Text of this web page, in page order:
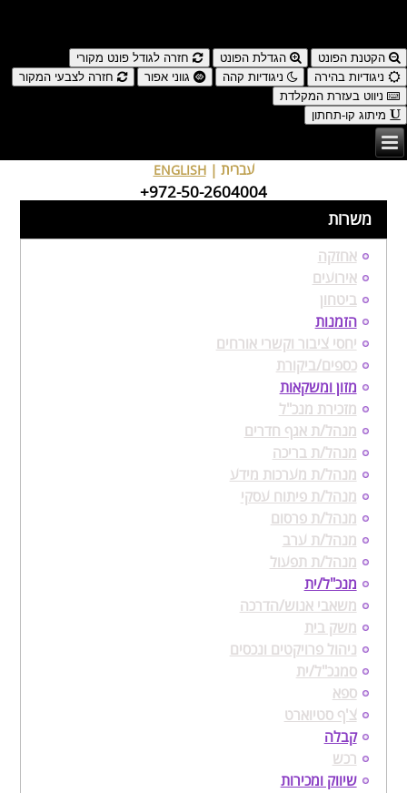
עברית |ENGLISH
+972-50-2604004
הקטנת הפונט הגדלת הפונט
חזרה לגודל פונט מקורי
ניגודיות בהירה
ניגודיות קהה גווני אפור
חזרה לצבעי המקור
ניווט בעזרת המקלדת
מיתוג קו-תחתון
משרות
אחזקה
אירועים
ביטחון
הזמנות
יחסי ציבור וקשרי אורחים
כספים/ביקורת
מזון ומשקאות
מזכירת מנכ"ל
מנהל/ת אגף חדרים
מנהל/ת בריכה
מנהל/ת מערכות מידע
מנהל/ת פיתוח עסקי
מנהל/ת פרסום
מנהל/ת ערב
מנהל/ת תפעול
מנכ"ל/ית
משאבי אנוש/הדרכה
משק בית
ניהול פרויקטים ונכסים
סמנכ"ל/ית
ספא
צ'ף סטיוארט
קבלה
רכש
שיווק ומכירות